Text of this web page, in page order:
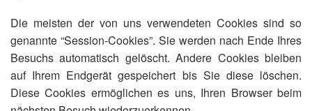
Die meisten der von uns verwendeten Cookies sind so
genannte “Session-Cookies”. Sie werden nach Ende Ihres
Besuchs automatisch gelöscht. Andere Cookies bleiben
auf Ihrem Endgerät gespeichert bis Sie diese löschen.
Diese Cookies ermöglichen es uns, Ihren Browser beim